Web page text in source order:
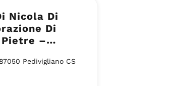
Nicola Di
Di
–
Pedivigliano CS